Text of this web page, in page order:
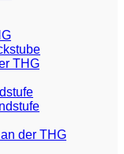
THG
der THG